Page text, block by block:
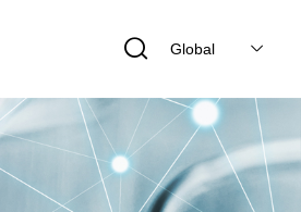
Global